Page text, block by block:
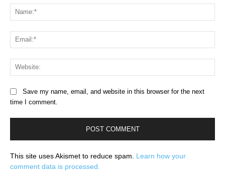
Save my name, email, and website in this browser for the next
time I comment.
This site uses Akismet to reduce spam. Learn how your
comment data is processed.